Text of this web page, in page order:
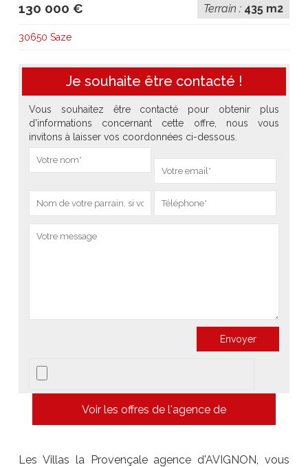
130 000 € Terrain : 435 m2
30650 Saze
Je souhaite être contacté !
Vous souhaitez être contacté pour obtenir plus
d'informations concernant cette offre, nous vous
invitons à laisser vos coordonnées ci-dessous.
Voir les offres de l'agence de
Les Villas la Provençale agence d'AVIGNON, vous